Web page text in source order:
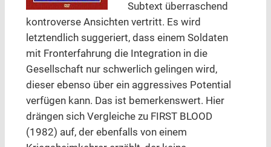
Subtext überraschend
kontroverse Ansichten vertritt. Es wird
letztendlich suggeriert, dass einem Soldaten
mit Fronterfahrung die Integration in die
Gesellschaft nur schwerlich gelingen wird,
dieser ebenso über ein aggressives Potential
verfügen kann. Das ist bemerkenswert. Hier
drängen sich Vergleiche zu FIRST BLOOD
(1982) auf, der ebenfalls von einem